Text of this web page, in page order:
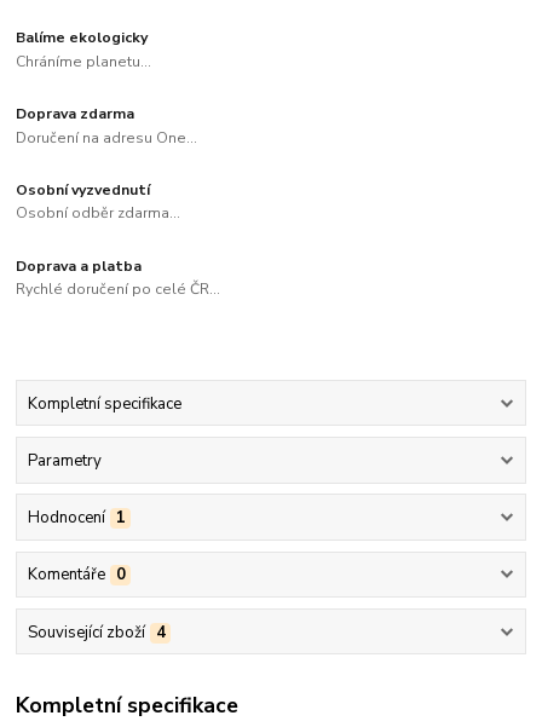
Balíme ekologicky
Chráníme planetu...
Doprava zdarma
Doručení na adresu One...
Osobní vyzvednutí
Osobní odběr zdarma...
Doprava a platba
Rychlé doručení po celé ČR...
Kompletní specifikace
Parametry
Hodnocení 1
Komentáře 0
Související zboží 4
Kompletní specifikace